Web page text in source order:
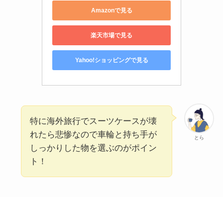
Amazonで見る
楽天市場で見る
Yahoo!ショッピングで見る
とら
特に海外旅行でスーツケースが壊
れたら悲惨なので車輪と持ち手が
しっかりした物を選ぶのがポイン
ト！